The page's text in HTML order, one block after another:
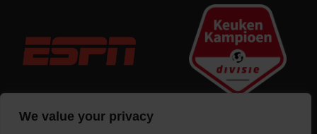
We value your privacy